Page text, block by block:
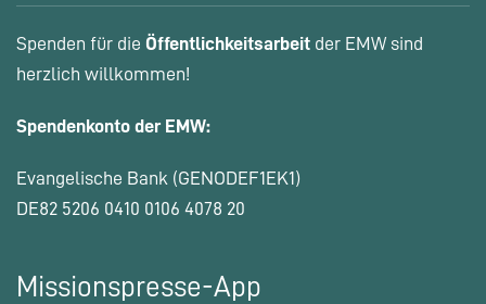
Spenden für die Öffentlichkeitsarbeit der EMW sind
herzlich willkommen!
Spendenkonto der EMW:
Evangelische Bank (GENODEF1EK1)
DE82 5206 0410 0106 4078 20
Missionspresse-App